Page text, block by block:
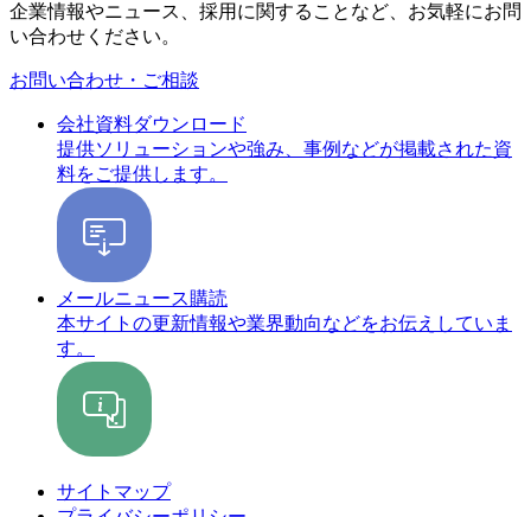
企業情報やニュース、採用に関することなど、お気軽にお問
い合わせください。
お問い合わせ・ご相談
会社資料ダウンロード
提供ソリューションや強み、事例などが掲載された資
料をご提供します。
メールニュース購読
本サイトの更新情報や業界動向などをお伝えしていま
す。
サイトマップ